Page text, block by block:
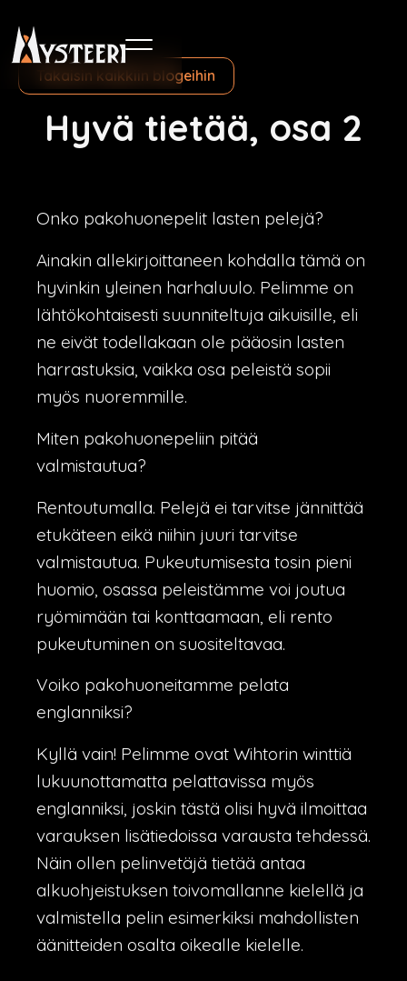
Takaisin kaikkiin blogeihin
Hyvä tietää, osa 2
Onko pakohuonepelit lasten pelejä?
Ainakin allekirjoittaneen kohdalla tämä on
hyvinkin yleinen harhaluulo. Pelimme on
lähtökohtaisesti suunniteltuja aikuisille, eli
ne eivät todellakaan ole pääosin lasten
harrastuksia, vaikka osa peleistä sopii
myös nuoremmille.
Miten pakohuonepeliin pitää
valmistautua?
Rentoutumalla. Pelejä ei tarvitse jännittää
etukäteen eikä niihin juuri tarvitse
valmistautua. Pukeutumisesta tosin pieni
huomio, osassa peleistämme voi joutua
ryömimään tai konttaamaan, eli rento
pukeutuminen on suositeltavaa.
Voiko pakohuoneitamme pelata
englanniksi?
Kyllä vain! Pelimme ovat Wihtorin winttiä
lukuunottamatta pelattavissa myös
englanniksi, joskin tästä olisi hyvä ilmoittaa
varauksen lisätiedoissa varausta tehdessä.
Näin ollen pelinvetäjä tietää antaa
alkuohjeistuksen toivomallanne kielellä ja
valmistella pelin esimerkiksi mahdollisten
äänitteiden osalta oikealle kielelle.